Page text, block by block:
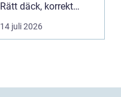
Rätt däck, korrekt
montering och rege...
14 juli 2026